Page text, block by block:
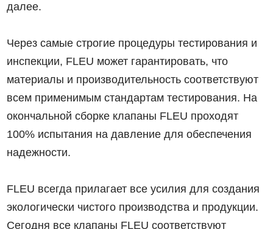
далее.
Через самые строгие процедуры тестирования и
инспекции, FLEU может гарантировать, что
материалы и производительность соответствуют
всем применимым стандартам тестирования. На
окончальной сборке клапаны FLEU проходят
100% испытания на давление для обеспечения
надежности.
FLEU всегда прилагает все усилия для создания
экологически чистого производства и продукции.
Сегодня все клапаны FLEU соответствуют